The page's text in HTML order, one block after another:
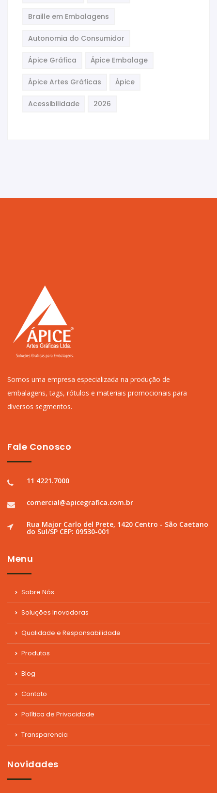
Braille em Embalagens
Autonomia do Consumidor
Ápice Gráfica Ápice Embalage
Ápice Artes Gráficas Ápice
Acessibilidade 2026
Somos uma empresa especializada na produção de
embalagens, tags, rótulos e materiais promocionais para
diversos segmentos.
Fale Conosco
11 4221.7000
comercial@apicegrafica.com.br
Rua Major Carlo del Prete, 1420 Centro - São Caetano
do Sul/SP CEP: 09530-001
Menu
Sobre Nós
Soluções Inovadoras
Qualidade e Responsabilidade
Produtos
Blog
Contato
Política de Privacidade
Transparencia
Novidades